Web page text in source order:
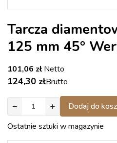
Tarcza
125 mm 45°
101,06 zł Netto
124,30 złBrutto
− + Dodaj do
Ostatnie sztuki w magazynie